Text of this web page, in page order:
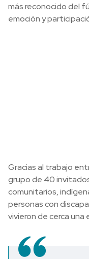
más reconocido del
emoción y
Gracias al trabajo
grupo de 40
comunitarios,
personas con
vivieron de cerca una